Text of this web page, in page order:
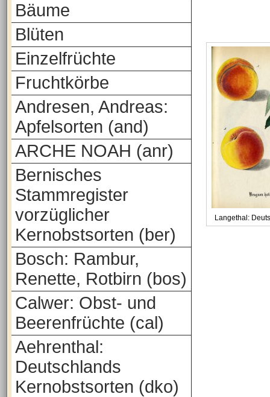
Bäume
Blüten
Einzelfrüchte
Fruchtkörbe
Andresen, Andreas:
Apfelsorten (and)
ARCHE NOAH (anr)
Bernisches
Stammregister
vorzüglicher
Kernobstsorten (ber)
Bosch: Rambur,
Renette, Rotbirn (bos)
Calwer: Obst- und
Beerenfrüchte (cal)
Aehrenthal:
Deutschlands
Kernobstsorten (dko)
Langethal: